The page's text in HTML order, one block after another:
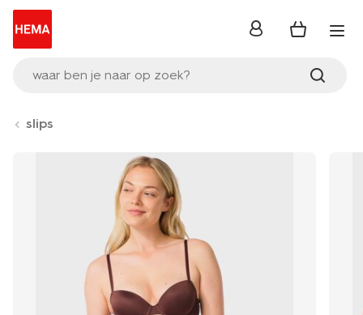
waar ben je naar op zoek?
inloggen
slips